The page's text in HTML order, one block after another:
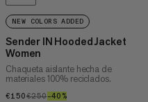
NEW COLORS ADDED
Sender IN Hooded Jacket
Women
Chaqueta aislante hecha de
materiales 100% reciclados.
€150€150
€250€250
–40%